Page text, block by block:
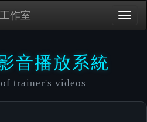
作室
音播放系統
trainer's videos